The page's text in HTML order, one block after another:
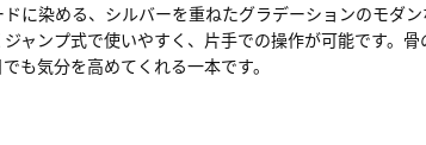
に染める、シルバーを重ねたグラデーションのモダ
ャンプ式で使いやすく、片手での操作が可能です。
も気分を高めてくれる一本です。